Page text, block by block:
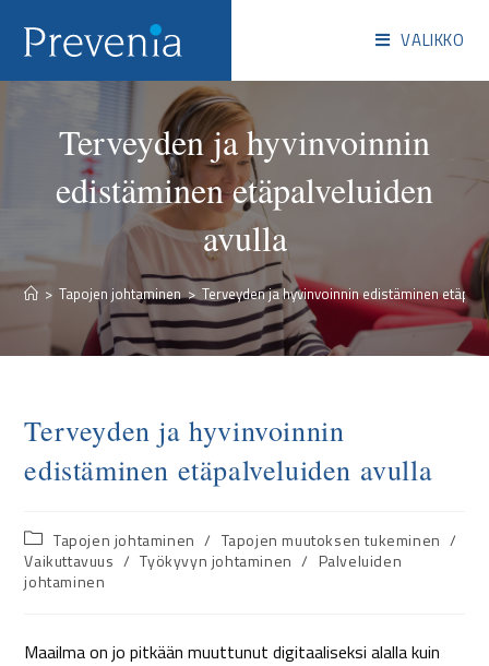
VALIKKO
Terveyden ja hyvinvoinnin
edistäminen etäpalveluiden
avulla
> Tapojen johtaminen > Terveyden ja hyvinvoinnin edistäminen
Terveyden ja hyvinvoinnin
edistäminen etäpalveluiden avulla
Tapojen johtaminen / Tapojen muutoksen tukeminen /
Vaikuttavuus / Työkyvyn johtaminen / Palveluiden
johtaminen
Maailma on jo pitkään muuttunut digitaaliseksi alalla kuin